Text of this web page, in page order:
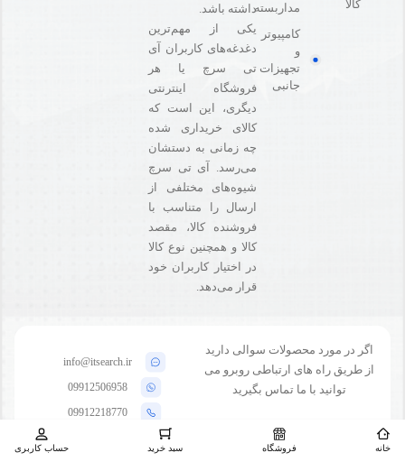
کالا
مداربسته
کامپیوتر
و
تجهیزات
جانبی
داشته باشد.
یکی از مهم‌ترین
دغدغه‌های کاربران آی
تی سرچ یا هر
فروشگاه‌ اینترنتی
دیگری، این است که
کالای خریداری شده
چه زمانی به دستشان
می‌رسد. آی تی سرچ
شیوه‌های مختلفی از
ارسال را متناسب با
فروشنده کالا،‌ مقصد
کالا و همچنین نوع کالا
در اختیار کاربران خود
قرار می‌دهد.
اگر در مورد محصولات سوالی دارید
از طریق راه های ارتباطی روبرو می
توانید با ما تماس بگیرید
info@itsearch.ir
09912506958
09912218770
خانه فروشگاه سبد خرید حساب کاربری